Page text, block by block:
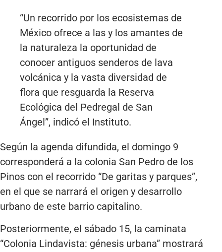
“Un recorrido por los ecosistemas de
México ofrece a las y los amantes de
la naturaleza la oportunidad de
conocer antiguos senderos de lava
volcánica y la vasta diversidad de
flora que resguarda la Reserva
Ecológica del Pedregal de San
Ángel”, indicó el Instituto.
Según la agenda difundida, el domingo 9
corresponderá a la colonia San Pedro de los
Pinos con el recorrido “De garitas y parques”,
en el que se narrará el origen y desarrollo
urbano de este barrio capitalino.
Posteriormente, el sábado 15, la caminata
“Colonia Lindavista: génesis urbana” mostrará